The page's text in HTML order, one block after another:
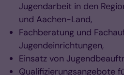
Jugendarbeit in den
und Aachen-Land,
Fachberatung und
Jugendeinrichtungen,
Einsatz von
Qualifizierungsangebote